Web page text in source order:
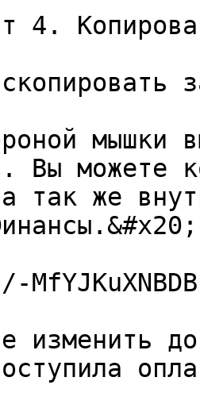
4.
мышки
Вы можете
так же
изменить